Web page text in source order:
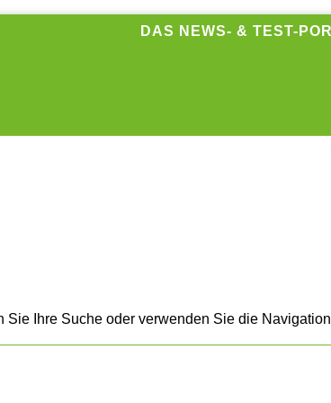
DAS NEWS- & TEST-
Ihre Suche oder verwenden Sie die